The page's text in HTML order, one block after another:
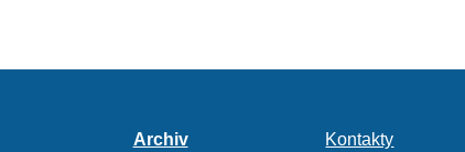
Archiv Kontakty